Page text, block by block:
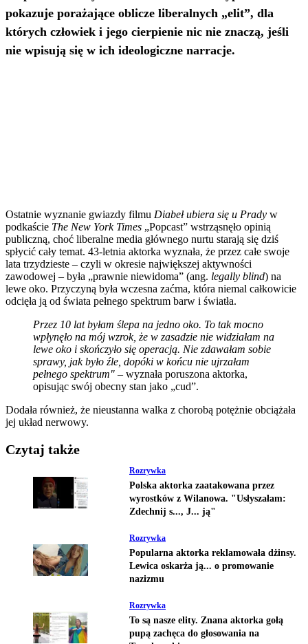
pokazuje porażające oblicze liberalnych „elit”, dla
których człowiek i jego cierpienie nic nie znaczą, jeśli
nie wpisują się w ich ideologiczne narracje.
Ostatnie wyznanie gwiazdy filmu Diabeł ubiera się u Prady w
podkaście The New York Times „Popcast” wstrząsnęło opinią
publiczną, choć liberalne media głównego nurtu starają się dziś
spłycić cały temat. 43-letnia aktorka wyznała, że przez całe swoje
lata trzydzieste – czyli w okresie największej aktywności
zawodowej – była „prawnie niewidoma” (ang. legally blind) na
lewe oko. Przyczyną była wczesna zaćma, która niemal całkowicie
odcięła ją od świata pełnego spektrum barw i światła.
Przez 10 lat byłam ślepa na jedno oko. To tak mocno
wpłynęło na mój wzrok, że w zasadzie nie widziałam na
lewe oko i skończyło się operacją. Nie zdawałam sobie
sprawy, jak było źle, dopóki w końcu nie ujrzałam
pełnego spektrum" – wyznała poruszona aktorka,
opisując swój obecny stan jako „cud”.
Dodała również, że nieustanna walka z chorobą potężnie obciążała
jej układ nerwowy.
Czytaj także
Rozrywka
Polska aktorka zaatakowana przez
wyrostków z Wilanowa. "Usłyszałam:
Zdechnij s..., J... ją"
Rozrywka
Popularna aktorka reklamowała dżinsy.
Lewica oskarża ją... o promowanie
nazizmu
Rozrywka
To są nasze elity. Znana aktorka gołą
pupą zachęca do głosowania na